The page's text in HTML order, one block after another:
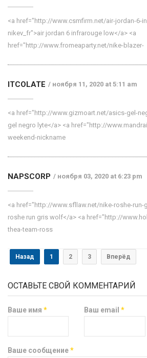
<a href="http://www.csmfirm.net/air-jordan-6-
nikev_fr">air jordan 6 infrarouge low</a> <a
href="http://www.fromeaparty.net/nike-blazer-
ITCOLATE ноября 11, 2020 at 5:11 am
<a href="http://www.gizmoart.net/asics-gel-
gel negro lyte</a> <a href="http://
weekend-nickname
NAPSCORP ноября 03, 2020 at 6:23 pm
<a href="http://www.sfllaw.net/nike-roshe-
roshe run gris wolf</a> <a href="http://
thea-team-ross
Назад 1 2 3 Вперёд
ОСТАВЬТЕ СВОЙ КОММЕНТАРИЙ
Ваше имя * Ваш email *
Ваше сообщение*